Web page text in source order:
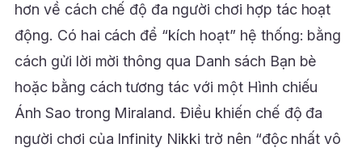
hơn về cách chế độ đa người chơi hợp tác hoạt
động. Có hai cách để “kích hoạt” hệ thống: bằng
cách gửi lời mời thông qua Danh sách Bạn bè
hoặc bằng cách tương tác với một Hình chiếu
Ánh Sao trong Miraland. Điều khiến chế độ đa
người chơi của Infinity Nikki trở nên “độc nhất vô